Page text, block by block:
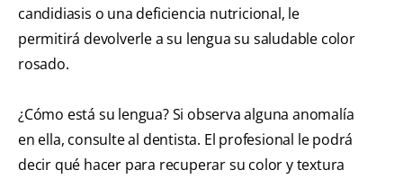
candidiasis o una deficiencia nutricional, le
permitirá devolverle a su lengua su saludable color
rosado.
¿Cómo está su lengua? Si observa alguna anomalía
en ella, consulte al dentista. El profesional le podrá
decir qué hacer para recuperar su color y textura